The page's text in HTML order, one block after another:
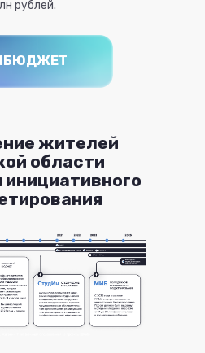
рублей.
жителей
области
инициативного